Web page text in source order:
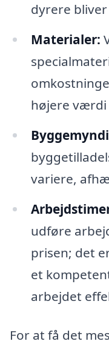
dyrere
Materialer:
højere værdi
variere,
udføre
prisen; det
et
arbejdet
For at få det